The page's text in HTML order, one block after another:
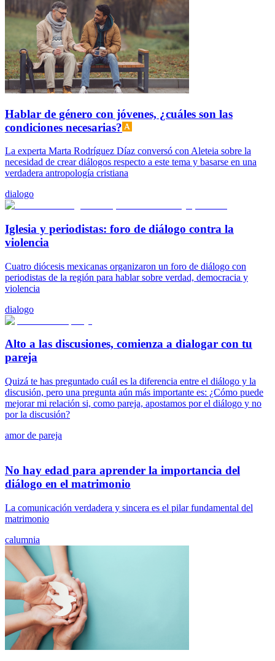
Hablar de género con jóvenes, ¿cuáles son las
condiciones necesarias?
La experta Marta Rodríguez Díaz conversó con Aleteia sobre la
necesidad de crear diálogos respecto a este tema y basarse en una
verdadera antropología cristiana
dialogo
Iglesia y periodistas: foro de diálogo contra la
violencia
Cuatro diócesis mexicanas organizaron un foro de diálogo con
periodistas de la región para hablar sobre verdad, democracia y
violencia
dialogo
Alto a las discusiones, comienza a dialogar con tu
pareja
Quizá te has preguntado cuál es la diferencia entre el diálogo y la
discusión, pero una pregunta aún más importante es: ¿Cómo puede
mejorar mi relación si, como pareja, apostamos por el diálogo y no
por la discusión?
amor de pareja
No hay edad para aprender la importancia del
diálogo en el matrimonio
La comunicación verdadera y sincera es el pilar fundamental del
matrimonio
calumnia